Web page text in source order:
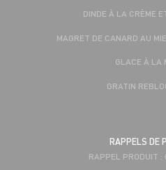
DINDE À LA CRÈME
MAGRET DE CANARD AU
GLACE À LA
GRATIN
RAPPELS DE
RAPPEL PRODUIT :